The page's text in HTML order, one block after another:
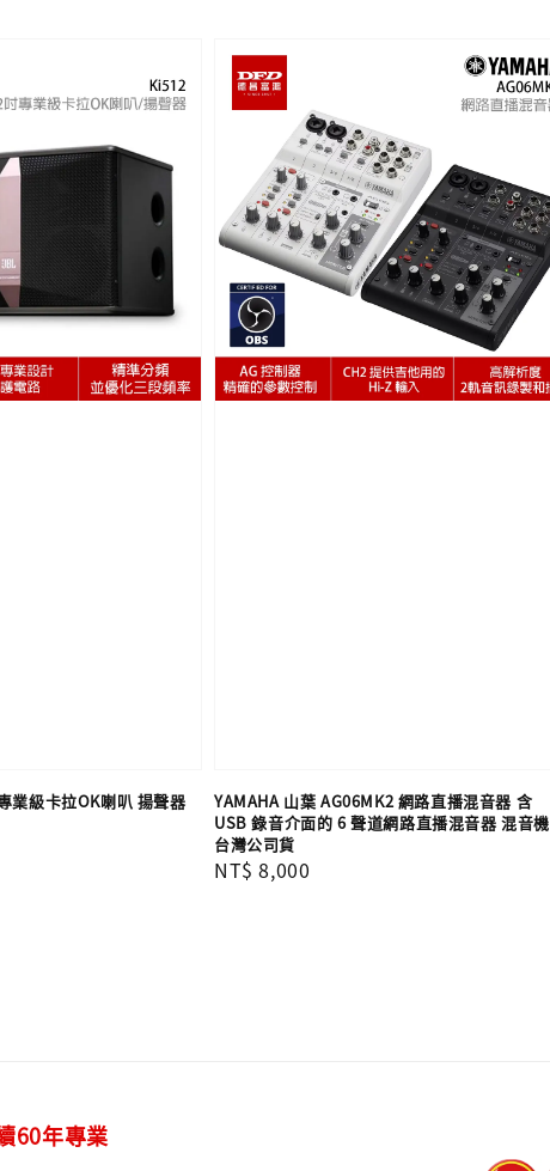
業級卡拉OK喇叭 揚聲器
YAMAHA 山葉 AG06MK2 網路直播混音器 含
USB 錄音介面的 6 聲道網路直播混音器 混音機
台灣公司貨
Regular
NT$ 8,000
60年專業